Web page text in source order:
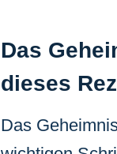
Das
dieses
Das